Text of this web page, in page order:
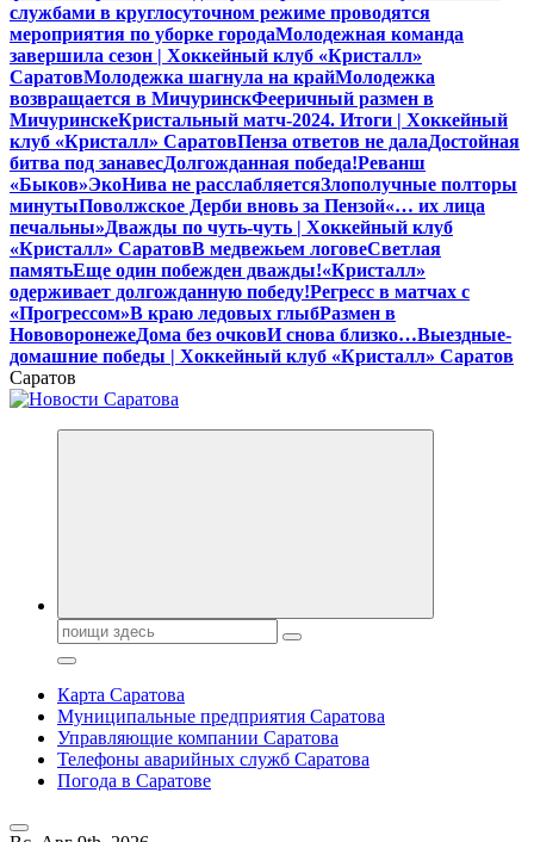
службами в круглосуточном режиме проводятся
мероприятия по уборке городаМолодежная команда
завершила сезон | Хоккейный клуб «Кристалл»
СаратовМолодежка шагнула на крайМолодежка
возвращается в МичуринскФееричный размен в
МичуринскеКристальный матч-2024. Итоги | Хоккейный
клуб «Кристалл» СаратовПенза ответов не далаДостойная
битва под занавесДолгожданная победа!Реванш
«Быков»ЭкоНива не расслабляетсяЗлополучные полторы
минутыПоволжское Дерби вновь за Пензой«… их лица
печальны»Дважды по чуть-чуть | Хоккейный клуб
«Кристалл» СаратовВ медвежьем логовеСветлая
памятьЕще один побежден дважды!«Кристалл»
одерживает долгожданную победу!Регресс в матчах с
«Прогрессом»В краю ледовых глыбРазмен в
НововоронежеДома без очковИ снова близко…Выездные-
домашние победы | Хоккейный клуб «Кристалл» Саратов
Саратов
Поиск:
Карта Саратова
Муниципальные предприятия Саратова
Управляющие компании Саратова
Телефоны аварийных служб Саратова
Погода в Саратове